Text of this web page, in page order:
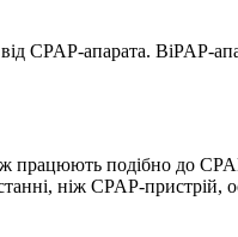
CPAP-апарата. BiPAP-
подібно до
ніж CPAP-пристрій,